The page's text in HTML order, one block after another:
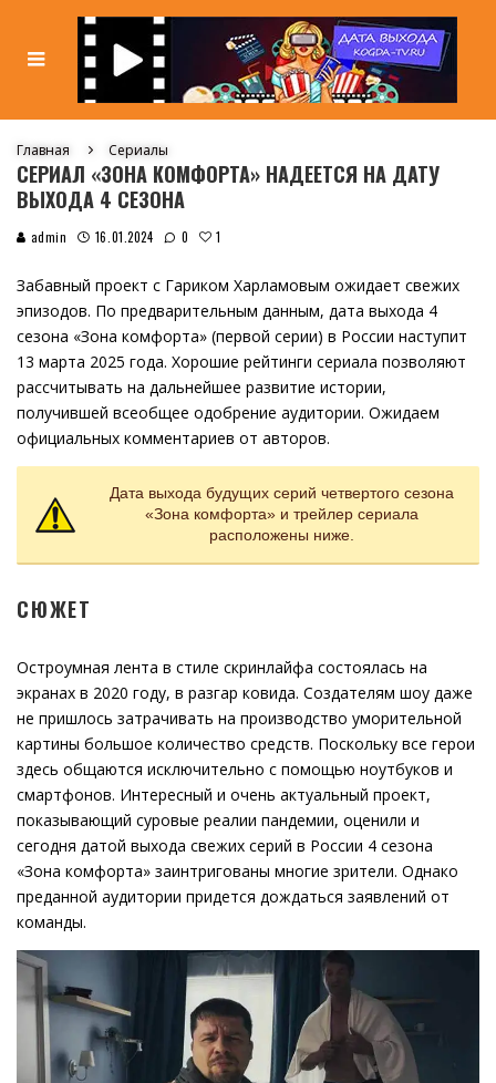
Главная Сериалы
СЕРИАЛ «ЗОНА КОМФОРТА» НАДЕЕТСЯ НА ДАТУ
ВЫХОДА 4 СЕЗОНА
admin 16.01.2024 0 1
Забавный проект с Гариком Харламовым ожидает свежих
эпизодов. По предварительным данным, дата выхода 4
сезона «Зона комфорта» (первой серии) в России наступит
13 марта 2025 года. Хорошие рейтинги сериала позволяют
рассчитывать на дальнейшее развитие истории,
получившей всеобщее одобрение аудитории. Ожидаем
официальных комментариев от авторов.
Дата выхода будущих серий четвертого сезона
«Зона комфорта» и трейлер сериала
расположены ниже.
СЮЖЕТ
Остроумная лента в стиле скринлайфа состоялась на
экранах в 2020 году, в разгар ковида. Создателям шоу даже
не пришлось затрачивать на производство уморительной
картины большое количество средств. Поскольку все герои
здесь общаются исключительно с помощью ноутбуков и
смартфонов. Интересный и очень актуальный проект,
показывающий суровые реалии пандемии, оценили и
сегодня датой выхода свежих серий в России 4 сезона
«Зона комфорта» заинтригованы многие зрители. Однако
преданной аудитории придется дождаться заявлений от
команды.